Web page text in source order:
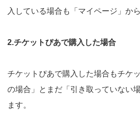
入している場合も「マイページ」か
2.チケットぴあで購入した場合
チケットぴあで購入した場合もチケ
の場合」とまだ「引き取っていない
ます。